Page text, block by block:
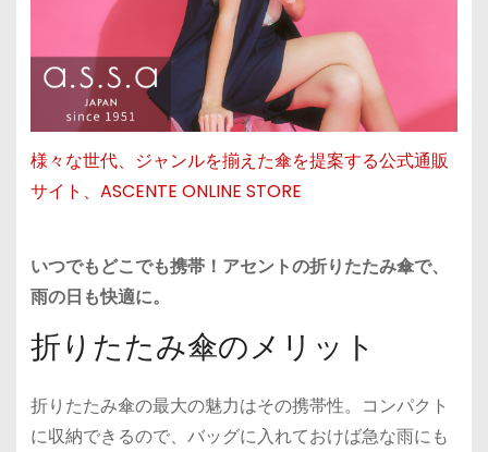
様々な世代、ジャンルを揃えた傘を提案する公式通販
サイト、ASCENTE ONLINE STORE
いつでもどこでも携帯！アセントの折りたたみ傘で、
雨の日も快適に。
折りたたみ傘のメリット
折りたたみ傘の最大の魅力はその携帯性。コンパクト
に収納できるので、バッグに入れておけば急な雨にも